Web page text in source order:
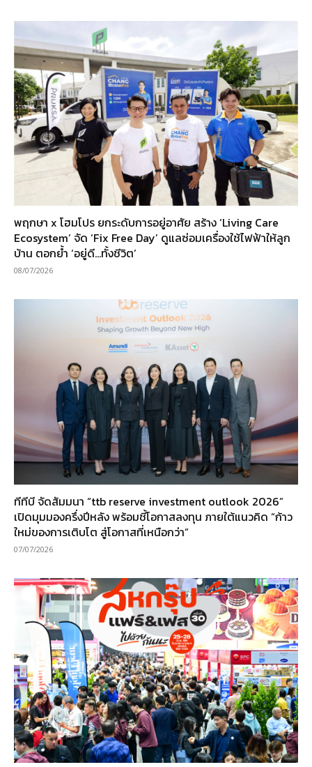
พฤกษา x โฮมโปร ยกระดับการอยู่อาศัย สร้าง ‘Living Care
Ecosystem’ จัด ‘Fix Free Day’ ดูแลซ่อมเครื่องใช้ไฟฟ้าให้ลูก
บ้าน ตอกย้ำ ‘อยู่ดี…ทั้งชีวิต’
08/07/2026
ทีทีบี จัดสัมมนา “ttb reserve investment outlook 2026”
เปิดมุมมองครึ่งปีหลัง พร้อมชี้โอกาสลงทุน ภายใต้แนวคิด “ก้าว
ใหม่ของการเติบโต สู่โอกาสที่เหนือกว่า”
07/07/2026